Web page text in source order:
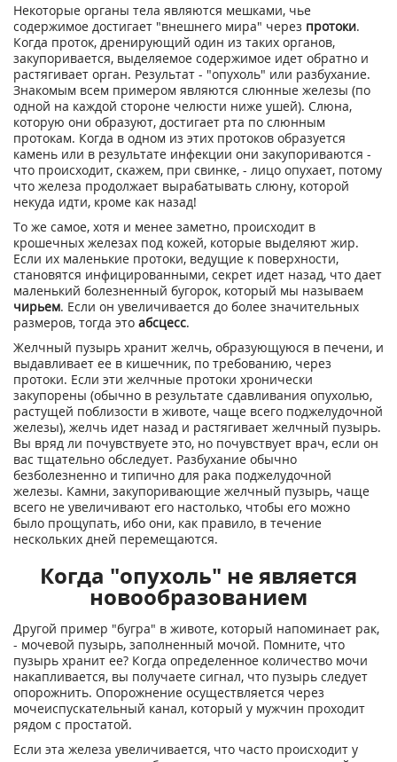
Некоторые органы тела являются мешками, чье
содержимое достигает "внешнего мира" через протоки.
Когда проток, дренирующий один из таких органов,
закупоривается, выделяемое содержимое идет обратно и
растягивает орган. Результат - "опухоль" или разбухание.
Знакомым всем примером являются слюнные железы (по
одной на каждой стороне челюсти ниже ушей). Слюна,
которую они образуют, достигает рта по слюнным
протокам. Когда в одном из этих протоков образуется
камень или в результате инфекции они закупориваются -
что происходит, скажем, при свинке, - лицо опухает, потому
что железа продолжает вырабатывать слюну, которой
некуда идти, кроме как назад!
То же самое, хотя и менее заметно, происходит в
крошечных железах под кожей, которые выделяют жир.
Если их маленькие протоки, ведущие к поверхности,
становятся инфицированными, секрет идет назад, что дает
маленький болезненный бугорок, который мы называем
чирьем. Если он увеличивается до более значительных
размеров, тогда это абсцесс.
Желчный пузырь хранит желчь, образующуюся в печени, и
выдавливает ее в кишечник, по требованию, через
протоки. Если эти желчные протоки хронически
закупорены (обычно в результате сдавливания опухолью,
растущей поблизости в животе, чаще всего поджелудочной
железы), желчь идет назад и растягивает желчный пузырь.
Вы вряд ли почувствуете это, но почувствует врач, если он
вас тщательно обследует. Разбухание обычно
безболезненно и типично для рака поджелудочной
железы. Камни, закупоривающие желчный пузырь, чаще
всего не увеличивают его настолько, чтобы его можно
было прощупать, ибо они, как правило, в течение
нескольких дней перемещаются.
Когда "опухоль" не является
новообразованием
Другой пример "бугра" в животе, который напоминает рак,
- мочевой пузырь, заполненный мочой. Помните, что
пузырь хранит ее? Когда определенное количество мочи
накапливается, вы получаете сигнал, что пузырь следует
опорожнить. Опорожнение осуществляется через
мочеиспускательный канал, который у мужчин проходит
рядом с простатой.
Если эта железа увеличивается, что часто происходит у